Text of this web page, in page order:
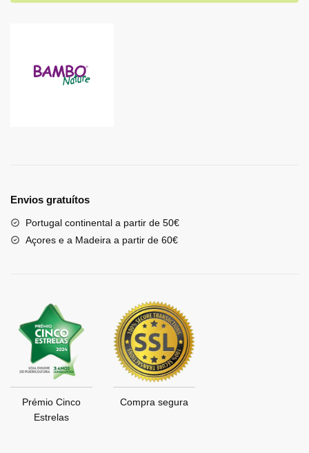
Envios gratuítos
Portugal continental a partir de 50€
Açores e a Madeira a partir de 60€
Prémio Cinco
Estrelas
Compra segura